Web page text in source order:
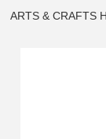
ARTS & CRAFTS